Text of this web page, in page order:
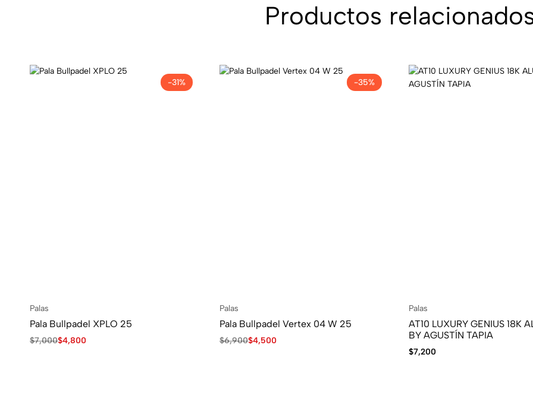
Productos
-31%
Palas
Pala Bullpadel XPLO 25
$7,000$4,800
-35%
Palas
Pala Bullpadel Vertex 04 W 25
$6,900$4,500
Palas
AT10 LUXURY GENIUS 18K
BY AGUSTÍN TAPIA
$7,200